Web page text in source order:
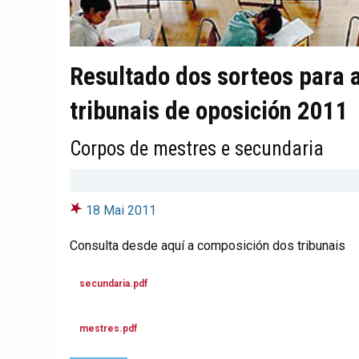
Resultado dos sorteos para
tribunais de oposición 2011
Corpos de mestres e secundaria
18 Mai 2011
Consulta desde aquí a composición dos tribunais
secundaria.pdf
mestres.pdf